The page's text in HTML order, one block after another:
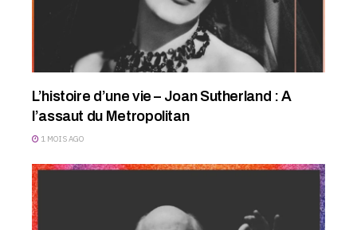
L’histoire d’une vie – Joan Sutherland : A
l’assaut du Metropolitan
1 MOIS AGO